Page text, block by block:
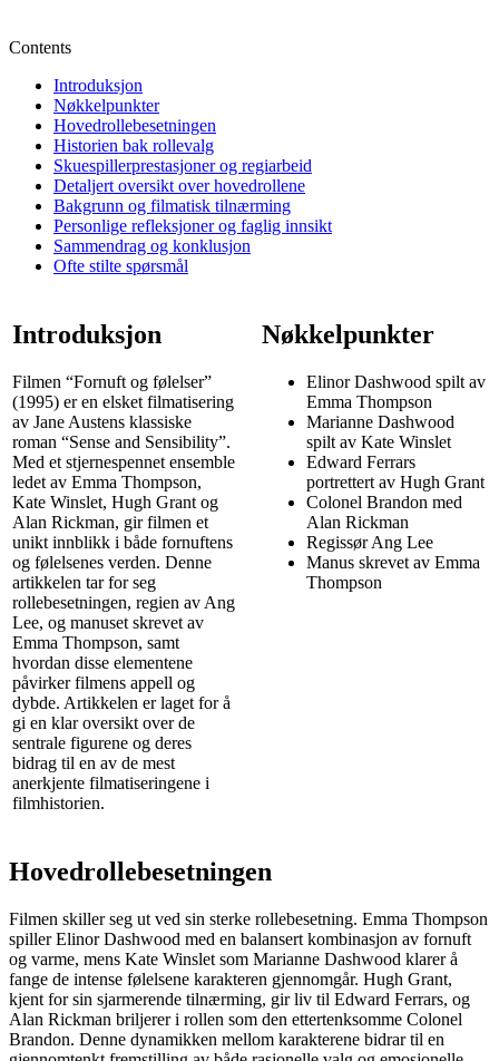
Contents
Introduksjon
Nøkkelpunkter
Hovedrollebesetningen
Historien bak rollevalg
Skuespillerprestasjoner og regiarbeid
Detaljert oversikt over hovedrollene
Bakgrunn og filmatisk tilnærming
Personlige refleksjoner og faglig innsikt
Sammendrag og konklusjon
Ofte stilte spørsmål
Introduksjon
Filmen “Fornuft og følelser”
(1995) er en elsket filmatisering
av Jane Austens klassiske
roman “Sense and Sensibility”.
Med et stjernespennet ensemble
ledet av Emma Thompson,
Kate Winslet, Hugh Grant og
Alan Rickman, gir filmen et
unikt innblikk i både fornuftens
og følelsenes verden. Denne
artikkelen tar for seg
rollebesetningen, regien av Ang
Lee, og manuset skrevet av
Emma Thompson, samt
hvordan disse elementene
påvirker filmens appell og
dybde. Artikkelen er laget for å
gi en klar oversikt over de
sentrale figurene og deres
bidrag til en av de mest
anerkjente filmatiseringene i
filmhistorien.
Nøkkelpunkter
Elinor Dashwood spilt av
Emma Thompson
Marianne Dashwood
spilt av Kate Winslet
Edward Ferrars
portrettert av Hugh Grant
Colonel Brandon med
Alan Rickman
Regissør Ang Lee
Manus skrevet av Emma
Thompson
Hovedrollebesetningen
Filmen skiller seg ut ved sin sterke rollebesetning. Emma Thompson
spiller Elinor Dashwood med en balansert kombinasjon av fornuft
og varme, mens Kate Winslet som Marianne Dashwood klarer å
fange de intense følelsene karakteren gjennomgår. Hugh Grant,
kjent for sin sjarmerende tilnærming, gir liv til Edward Ferrars, og
Alan Rickman briljerer i rollen som den ettertenksomme Colonel
Brandon. Denne dynamikken mellom karakterene bidrar til en